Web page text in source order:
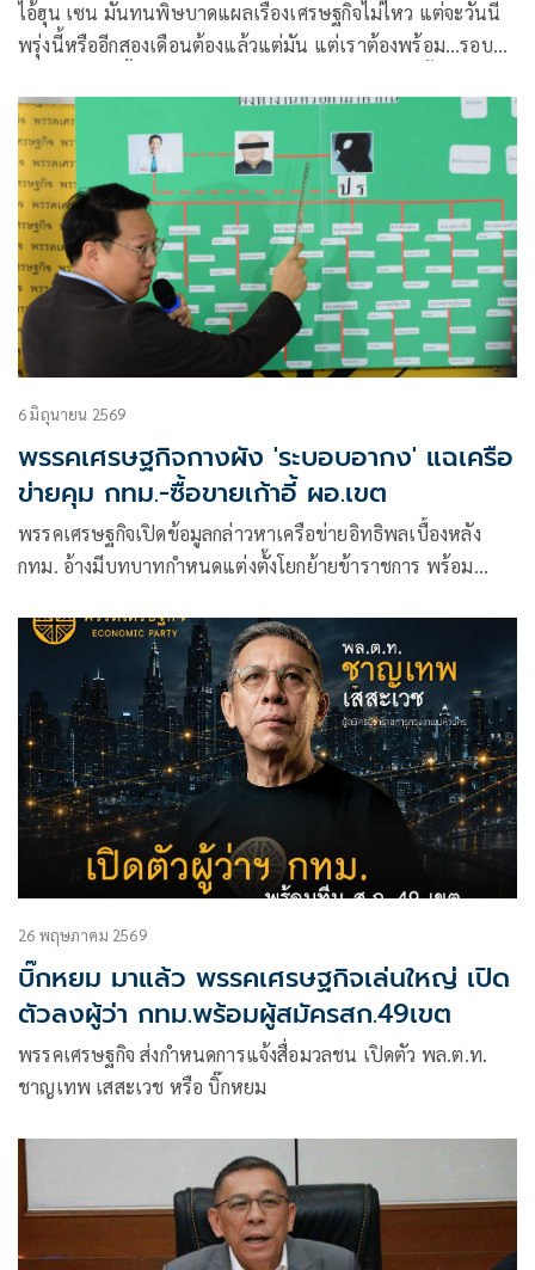
ไอ้ฮุน เซน มันทนพิษบาดแผลเรื่องเศรษฐกิจไม่ไหว แต่จะวันนี้
พรุ่งนี้หรืออีกสองเดือนต้องแล้วแต่มัน แต่เราต้องพร้อม…รอบนี้
ประเทศ
6 มิถุนายน 2569
พรรคเศรษฐกิจกางผัง 'ระบอบอากง' แฉเครือ
ข่ายคุม กทม.-ซื้อขายเก้าอี้ ผอ.เขต
พรรคเศรษฐกิจเปิดข้อมูลกล่าวหาเครือข่ายอิทธิพลเบื้องหลัง
กทม. อ้างมีบทบาทกำหนดแต่งตั้งโยกย้ายข้าราชการ พร้อม
ชาติเร่งเคลียร์ข้อกล่าวหาก่อนเลือกตั้งผู้ว่าฯ กทม.
26 พฤษภาคม 2569
บิ๊กหยม มาแล้ว พรรคเศรษฐกิจเล่นใหญ่ เปิด
ตัวลงผู้ว่า กทม.พร้อมผู้สมัครสก.49เขต
พรรคเศรษฐกิจ ส่งกำหนดการแจ้งสื่อมวลชน เปิดตัว พล.ต.ท.
ชาญเทพ เสสะเวช หรือ บิ๊กหยม